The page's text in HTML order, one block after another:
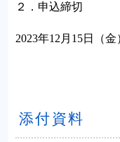
２．申込締切
2023年12月15日（金
添付資料